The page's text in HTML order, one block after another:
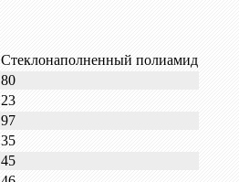
Стеклонаполненный полиамид
80
23
97
35
45